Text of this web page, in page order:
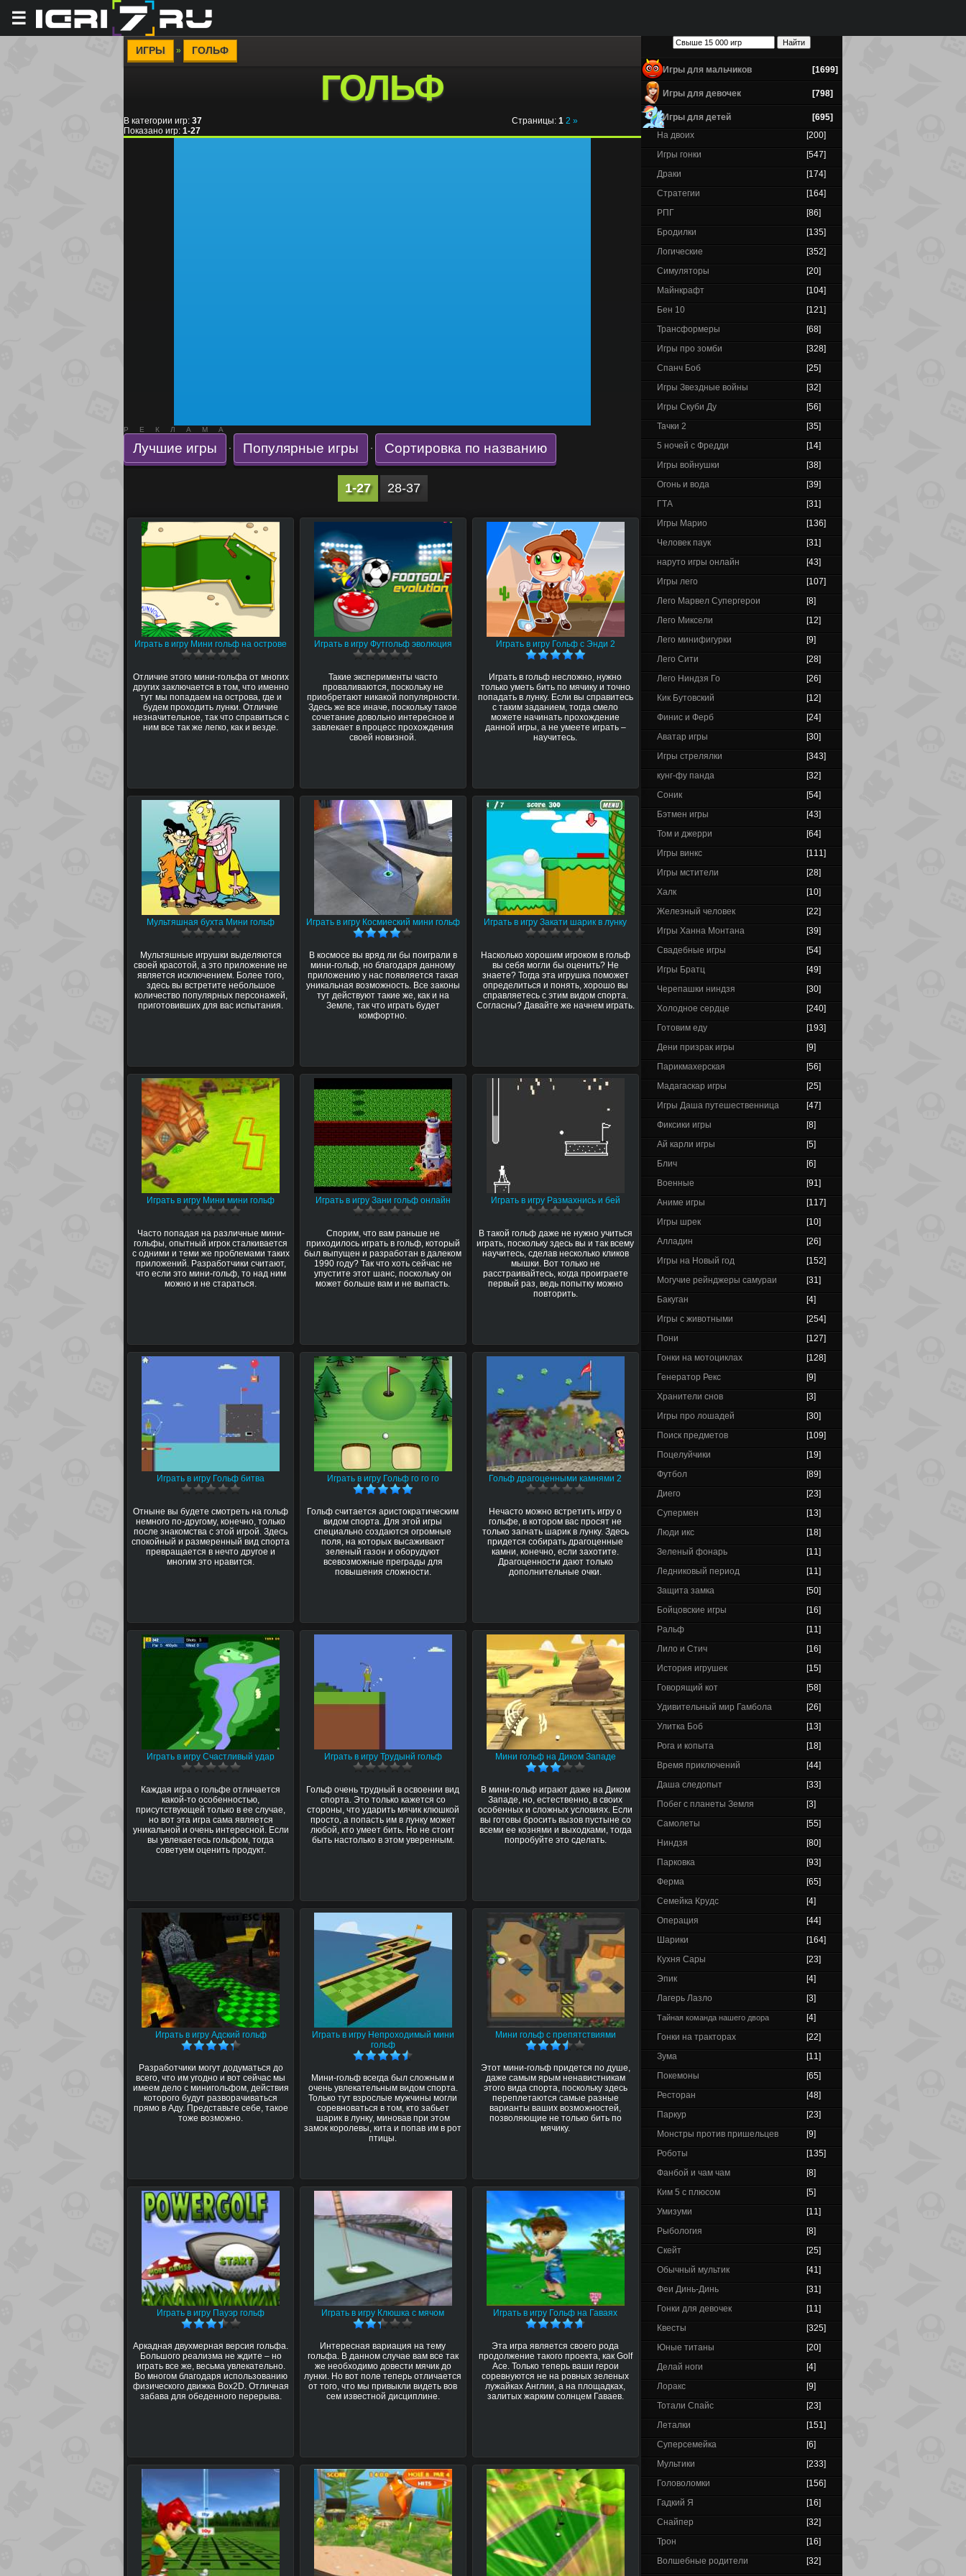
☰
ИГРЫ » ГОЛЬФ
ГОЛЬФ
В категории игр: 37
Показано игр: 1-27
Страницы: 1 2 »
РЕКЛАМА
Лучшие игры · Популярные игры · Сортировка по названию
1-27 28-37
Играть в игру Мини гольф на острове
Отличие этого мини-гольфа от многих
других заключается в том, что именно
тут мы попадаем на острова, где и
будем проходить лунки. Отличие
незначительное, так что справиться с
ним все так же легко, как и везде.
Играть в игру Футгольф эволюция
Такие эксперименты часто
проваливаются, поскольку не
приобретают никакой популярности.
Здесь же все иначе, поскольку такое
сочетание довольно интересное и
завлекает в процесс прохождения
своей новизной.
Играть в игру Гольф с Энди 2
Играть в гольф несложно, нужно
только уметь бить по мячику и точно
попадать в лунку. Если вы справитесь
с таким заданием, тогда смело
можете начинать прохождение
данной игры, а не умеете играть –
научитесь.
Мультяшная бухта Мини гольф
Мультяшные игрушки выделяются
своей красотой, а это приложение не
является исключением. Более того,
здесь вы встретите небольшое
количество популярных персонажей,
приготовивших для вас испытания.
Играть в игру Космиеский мини гольф
В космосе вы вряд ли бы поиграли в
мини-гольф, но благодаря данному
приложению у нас появляется такая
уникальная возможность. Все законы
тут действуют такие же, как и на
Земле, так что играть будет
комфортно.
Играть в игру Закати шарик в лунку
Насколько хорошим игроком в гольф
вы себя могли бы оценить? Не
знаете? Тогда эта игрушка поможет
определиться и понять, хорошо вы
справляетесь с этим видом спорта.
Согласны? Давайте же начнем играть.
Играть в игру Мини мини гольф
Часто попадая на различные мини-
гольфы, опытный игрок сталкивается
с одними и теми же проблемами таких
приложений. Разработчики считают,
что если это мини-гольф, то над ним
можно и не стараться.
Играть в игру Зани гольф онлайн
Спорим, что вам раньше не
приходилось играть в гольф, который
был выпущен и разработан в далеком
1990 году? Так что хоть сейчас не
упустите этот шанс, поскольку он
может больше вам и не выпасть.
Играть в игру Размахнись и бей
В такой гольф даже не нужно учиться
играть, поскольку здесь вы и так всему
научитесь, сделав несколько кликов
мышки. Вот только не
расстраивайтесь, когда проиграете
первый раз, ведь попытку можно
повторить.
Играть в игру Гольф битва
Отныне вы будете смотреть на гольф
немного по-другому, конечно, только
после знакомства с этой игрой. Здесь
спокойный и размеренный вид спорта
превращается в нечто другое и
многим это нравится.
Играть в игру Гольф го го го
Гольф считается аристократическим
видом спорта. Для этой игры
специально создаются огромные
поля, на которых высаживают
зеленый газон и оборудуют
всевозможные преграды для
повышения сложности.
Гольф драгоценными камнями 2
Нечасто можно встретить игру о
гольфе, в котором вас просят не
только загнать шарик в лунку. Здесь
придется собирать драгоценные
камни, конечно, если захотите.
Драгоценности дают только
дополнительные очки.
Играть в игру Счастливый удар
Каждая игра о гольфе отличается
какой-то особенностью,
присутствующей только в ее случае,
но вот эта игра сама является
уникальной и очень интересной. Если
вы увлекаетесь гольфом, тогда
советуем оценить продукт.
Играть в игру Трудынй гольф
Гольф очень трудный в освоении вид
спорта. Это только кажется со
стороны, что ударить мячик клюшкой
просто, а попасть им в лунку может
любой, кто умеет бить. Но не стоит
быть настолько в этом уверенным.
Мини гольф на Диком Западе
В мини-гольф играют даже на Диком
Западе, но, естественно, в своих
особенных и сложных условиях. Если
вы готовы бросить вызов пустыне со
всеми ее кознями и выходками, тогда
попробуйте это сделать.
Играть в игру Адский гольф
Разработчики могут додуматься до
всего, что им угодно и вот сейчас мы
имеем дело с минигольфом, действия
которого будут разворачиваться
прямо в Аду. Представьте себе, такое
тоже возможно.
Играть в игру Непроходимый мини
гольф
Мини-гольф всегда был сложным и
очень увлекательным видом спорта.
Только тут взрослые мужчины могли
соревноваться в том, кто забьет
шарик в лунку, миновав при этом
замок королевы, кита и попав им в рот
птицы.
Мини гольф с препятствиями
Этот мини-гольф придется по душе,
даже самым ярым ненавистникам
этого вида спорта, поскольку здесь
переплетаются самые разные
варианты ваших возможностей,
позволяющие не только бить по
мячику.
Играть в игру Пауэр гольф
Аркадная двухмерная версия гольфа.
Большого реализма не ждите – но
играть все же, весьма увлекательно.
Во многом благодаря использованию
физического движка Box2D. Отличная
забава для обеденного перерыва.
Играть в игру Клюшка с мячом
Интересная вариация на тему
гольфа. В данном случае вам все так
же необходимо довести мячик до
лунки. Но вот поле теперь отличается
от того, что мы привыкли видеть вов
сем известной дисциплине.
Играть в игру Гольф на Гаваях
Эта игра является своего рода
продолжение такого проекта, как Golf
Ace. Только теперь ваши герои
соревнуются не на ровных зеленых
лужайках Англии, а на площадках,
залитых жарким солнцем Гаваев.
Игры для мальчиков [1699]
Игры для девочек [798]
Игры для детей
[695]
На двоих
[200]
Игры гонки
[547]
Драки
[174]
Стратегии
[164]
РПГ
[86]
Бродилки
[135]
Логические
[352]
Симуляторы
[20]
Майнкрафт
[104]
Бен 10
[121]
Трансформеры
[68]
Игры про зомби
[328]
Спанч Боб
[25]
Игры Звездные войны
[32]
Игры Скуби Ду
[56]
Тачки 2
[35]
5 ночей с Фредди
[14]
Игры войнушки
[38]
Огонь и вода
[39]
ГТА
[31]
Игры Марио
[136]
Человек паук
[31]
наруто игры онлайн
[43]
Игры лего
[107]
Лего Марвел Супергерои
[8]
Лего Миксели
[12]
Лего минифигурки
[9]
Лего Сити
[28]
Лего Ниндзя Го
[26]
Кик Бутовский
[12]
Финис и Ферб
[24]
Аватар игры
[30]
Игры стрелялки
[343]
кунг-фу панда
[32]
Соник
[54]
Бэтмен игры
[43]
Том и джерри
[64]
Игры винкс
[111]
Игры мстители
[28]
Халк
[10]
Железный человек
[22]
Игры Ханна Монтана
[39]
Свадебные игры
[54]
Игры Братц
[49]
Черепашки ниндзя
[30]
Холодное сердце
[240]
Готовим еду
[193]
Дени призрак игры
[9]
Парикмахерская
[56]
Мадагаскар игры
[25]
Игры Даша путешественница
[47]
Фиксики игры
[8]
Ай карли игры
[5]
Блич
[6]
Военные
[91]
Аниме игры
[117]
Игры шрек
[10]
Алладин
[26]
Игры на Новый год
[152]
Могучие рейнджеры самураи
[31]
Бакуган
[4]
Игры с животными
[254]
Пони
[127]
Гонки на мотоциклах
[128]
Генератор Рекс
[9]
Хранители снов
[3]
Игры про лошадей
[30]
Поиск предметов
[109]
Поцелуйчики
[19]
Футбол
[89]
Диего
[23]
Супермен
[13]
Люди икс
[18]
Зеленый фонарь
[11]
Ледниковый период
[11]
Защита замка
[50]
Бойцовские игры
[16]
Ральф
[11]
Лило и Стич
[16]
История игрушек
[15]
Говорящий кот
[58]
Удивительный мир Гамбола
[26]
Улитка Боб
[13]
Рога и копыта
[18]
Время приключений
[44]
Даша следопыт
[33]
Побег с планеты Земля
[3]
Самолеты
[55]
Ниндзя
[80]
Парковка
[93]
Ферма
[65]
Семейка Крудс
[4]
Операция
[44]
Шарики
[164]
Кухня Сары
[23]
Эпик
[4]
Лагерь Лазло
[3]
Тайная команда нашего двора
[4]
Гонки на тракторах
[22]
Зума
[11]
Покемоны
[65]
Ресторан
[48]
Паркур
[23]
Монстры против пришельцев
[9]
Роботы
[135]
Фанбой и чам чам
[8]
Ким 5 с плюсом
[5]
Умизуми
[11]
Рыбология
[8]
Скейт
[25]
Обычный мультик
[41]
Феи Динь-Динь
[31]
Гонки для девочек
[11]
Квесты
[325]
Юные титаны
[20]
Делай ноги
[4]
Лоракс
[9]
Тотали Спайс
[23]
Леталки
[151]
Суперсемейка
[6]
Мультики
[233]
Головоломки
[156]
Гадкий Я
[16]
Снайпер
[32]
Трон
[16]
Волшебные родители
[32]